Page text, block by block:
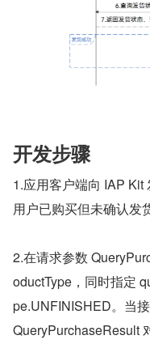
开发步骤
1.应用客户端向 IAP Kit
用户已购买但未确认发
2.在请求参数
oductType，同时指定
pe.UNFINISHED。当
QueryPurchaseResult